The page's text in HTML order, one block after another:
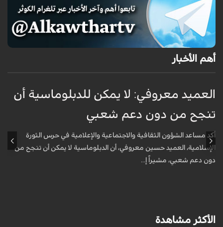
أهم الأخبار
العميد معروفي: لا يمكن للدبلوماسية أن
تنجح من دون دعم شعبي
أكد مساعد الشؤون الثقافية والاجتماعية والإعلامية في حرس الثورة
الإسلامية، العميد حسين معروفي، أن الدبلوماسية لا يمكن أن تنجح من
دون دعم شعبي، مشيراً إ...
الأكثر مشاهدة